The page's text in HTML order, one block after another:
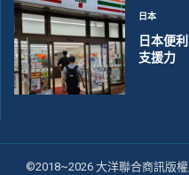
日本
日本便
支援力
©2018~2026 大洋聯合商訊版